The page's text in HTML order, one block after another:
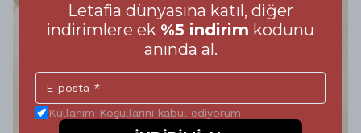
Letafia dünyasına katıl, diğer
indirimlere ek %5 indirim kodunu
anında al.
Kullanım Koşullarını kabul ediyorum